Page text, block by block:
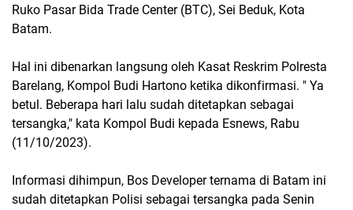
Ruko Pasar Bida Trade Center (BTC), Sei Beduk, Kota
Batam.
Hal ini dibenarkan langsung oleh Kasat Reskrim Polresta
Barelang, Kompol Budi Hartono ketika dikonfirmasi. " Ya
betul. Beberapa hari lalu sudah ditetapkan sebagai
tersangka," kata Kompol Budi kepada Esnews, Rabu
(11/10/2023).
Informasi dihimpun, Bos Developer ternama di Batam ini
sudah ditetapkan Polisi sebagai tersangka pada Senin